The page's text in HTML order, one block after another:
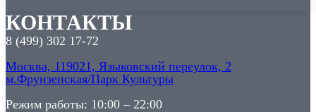
КОНТАКТЫ
8 (499) 302 17-72
Москва, 119021, Языковский переулок, 2
м.Фрунзенская/Парк Культуры
Режим работы: 10:00 – 22:00